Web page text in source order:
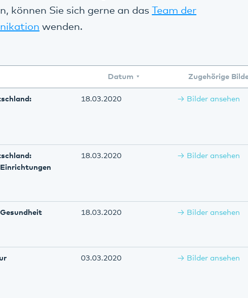
können Sie sich gerne an das
Team der
wenden.
Datum Zugehörige
18.03.2020 Bilder ansehen
18.03.2020 Bilder ansehen
18.03.2020 Bilder ansehen
03.03.2020 Bilder ansehen